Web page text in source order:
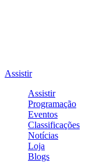
Assistir
Assistir
Programação
Eventos
Classificações
Notícias
Loja
Blogs